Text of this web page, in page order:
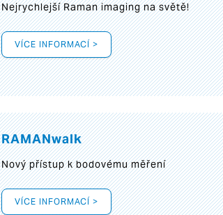
Nejrychlejší Raman imaging na světě!
VÍCE INFORMACÍ >
RAMANwalk
Nový přístup k bodovému měření
VÍCE INFORMACÍ >